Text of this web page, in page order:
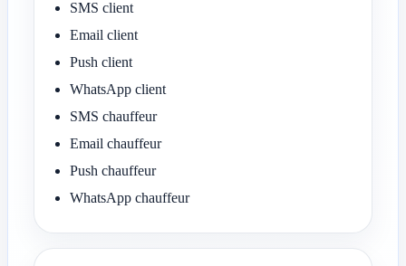
SMS client
Email client
Push client
WhatsApp client
SMS chauffeur
Email chauffeur
Push chauffeur
WhatsApp chauffeur